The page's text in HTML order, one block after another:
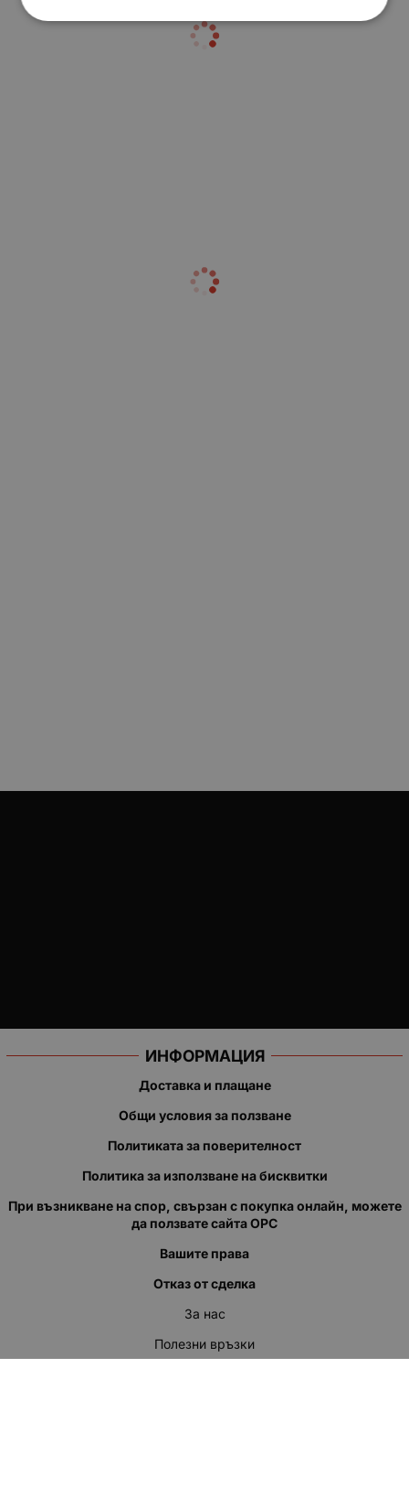
ИНФОРМАЦИЯ
Доставка и плащане
Общи условия за ползване
Политиката за поверителност
Политика за използване на бисквитки
При възникване на спор, свързан с покупка онлайн, можете
да ползвате сайта ОРС
Вашите права
Отказ от сделка
За нас
Полезни връзки